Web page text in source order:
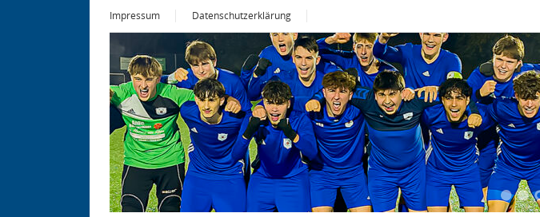
Impressum Datenschutzerklärung